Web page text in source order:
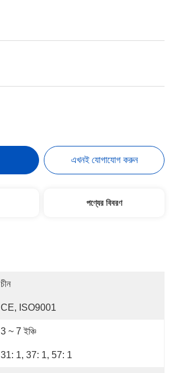
এখনই যোগাযোগ করুন
পণ্যের বিবরণ
চীন
CE, ISO9001
3 ~ 7 ইঞ্চি
31: 1, 37: 1, 57: 1